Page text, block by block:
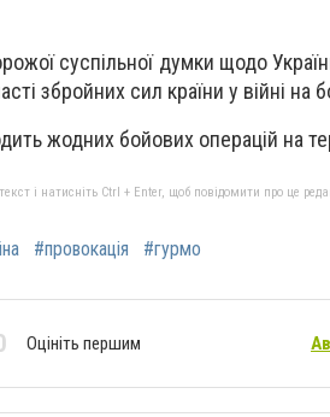
суспільної думки щодо
збройних сил країни у війні на
жодних бойових операцій на
і натисніть Ctrl + Enter, щоб повідомити про це
#провокація #гурмо
Оцініть першим